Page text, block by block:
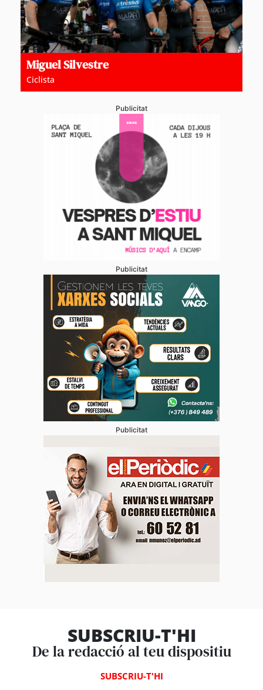
Miguel Silvestre
Ciclista
Publicitat
Publicitat
Publicitat
SUBSCRIU-T'HI
De la redacció al teu dispositiu
SUBSCRIU-T'HI